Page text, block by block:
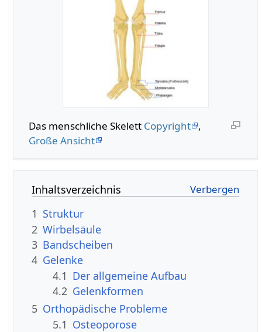
Das menschliche Skelett Copyright
,
Große Ansicht
Inhaltsverzeichnis
1 Struktur
2 Wirbelsäule
3 Bandscheiben
4 Gelenke
4.1 Der allgemeine Aufbau
4.2 Gelenkformen
5 Orthopädische Probleme
5.1 Osteoporose